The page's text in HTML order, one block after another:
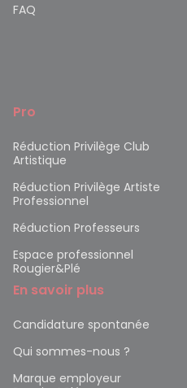
FAQ
Pro
Réduction Privilège Club
Artistique
Réduction Privilège Artiste
Professionnel
Réduction Professeurs
Espace professionnel
Rougier&Plé
En savoir plus
Candidature spontanée
Qui sommes-nous ?
Marque employeur